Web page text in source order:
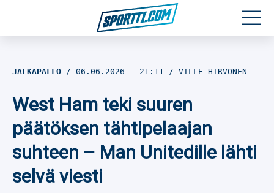
Jalkapallo
Yleisurheilu
Talviurheilu
JALKAPALLO 06.06.2026 - 21:11 VILLE HIRVONEN
West Ham teki suuren
päätöksen tähtipelaajan
suhteen – Man Unitedille lähti
selvä viesti